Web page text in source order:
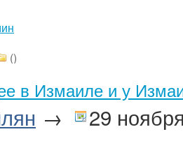
()
в Измаиле и у
→ 29